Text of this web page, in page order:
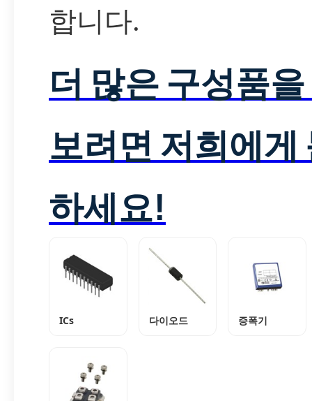
합니다.
더 많은 구성품
보려면 저희에게
하세요!
ICs 다이오드 증폭기